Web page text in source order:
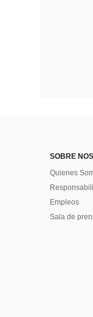
SOBRE
Quienes
Empleos
Sala de